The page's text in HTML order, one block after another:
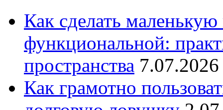
Как сделать
функциональной:
пространства
Как грамотно